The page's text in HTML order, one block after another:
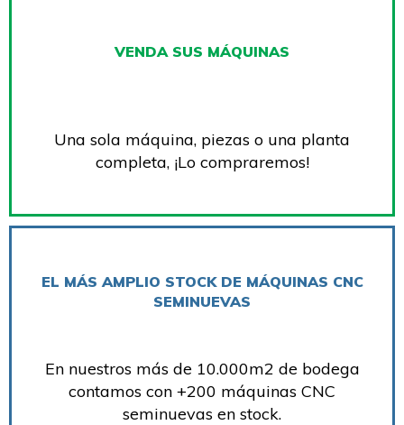
VENDA SUS MÁQUINAS
Una sola máquina, piezas o una planta
completa, ¡Lo compraremos!
EL MÁS AMPLIO STOCK DE MÁQUINAS CNC
SEMINUEVAS
En nuestros más de 10.000m2 de bodega
contamos con +200 máquinas CNC
seminuevas en stock.